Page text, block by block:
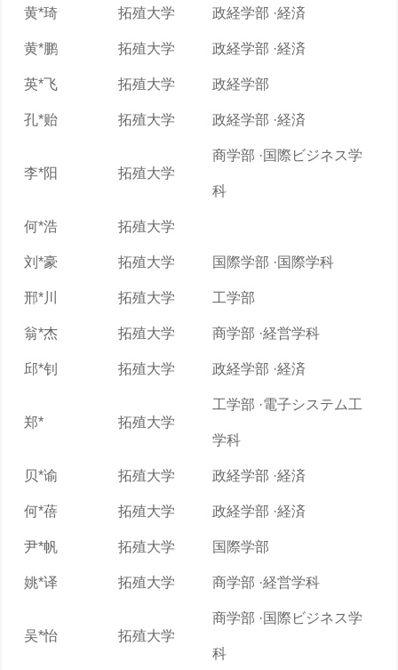
黄*琦 拓殖大学 政経学部 ·経済
黄*鹏 拓殖大学 政経学部 ·経済
英*飞 拓殖大学 政経学部
孔*贻 拓殖大学 政経学部 ·経済
李*阳 拓殖大学
商学部 ·国際ビジネス学
科
何*浩 拓殖大学
刘*豪 拓殖大学 国際学部 ·国際学科
邢*川 拓殖大学 工学部
翁*杰 拓殖大学 商学部 ·経営学科
邱*钊 拓殖大学 政経学部 ·経済
郑* 拓殖大学
工学部 ·電子システム工
学科
贝*谕 拓殖大学 政経学部 ·経済
何*蓓 拓殖大学 政経学部 ·経済
尹*帆 拓殖大学 国際学部
姚*译 拓殖大学 商学部 ·経営学科
吴*怡 拓殖大学
商学部 ·国際ビジネス学
科